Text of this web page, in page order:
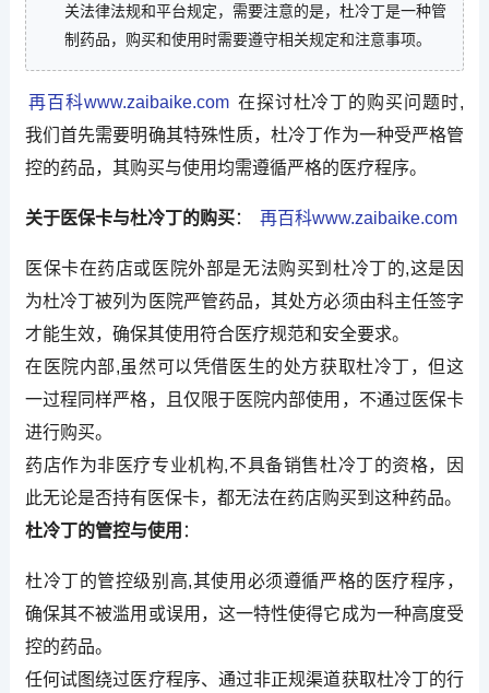
关法律法规和平台规定，需要注意的是，杜冷丁是一种管
制药品，购买和使用时需要遵守相关规定和注意事项。
再百科www.zaibaike.com 在探讨杜冷丁的购买问题时,
我们首先需要明确其特殊性质，杜冷丁作为一种受严格管
控的药品，其购买与使用均需遵循严格的医疗程序。
关于医保卡与杜冷丁的购买： 再百科www.zaibaike.com
医保卡在药店或医院外部是无法购买到杜冷丁的,这是因
为杜冷丁被列为医院严管药品，其处方必须由科主任签字
才能生效，确保其使用符合医疗规范和安全要求。
在医院内部,虽然可以凭借医生的处方获取杜冷丁，但这
一过程同样严格，且仅限于医院内部使用，不通过医保卡
进行购买。
药店作为非医疗专业机构,不具备销售杜冷丁的资格，因
此无论是否持有医保卡，都无法在药店购买到这种药品。
杜冷丁的管控与使用 ：
杜冷丁的管控级别高,其使用必须遵循严格的医疗程序，
确保其不被滥用或误用，这一特性使得它成为一种高度受
控的药品。
任何试图绕过医疗程序、通过非正规渠道获取杜冷丁的行